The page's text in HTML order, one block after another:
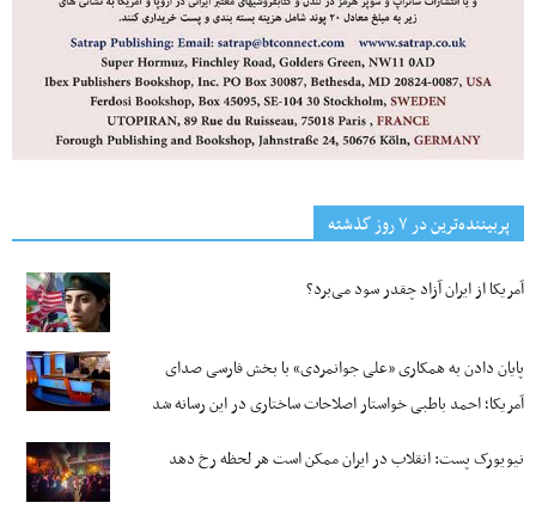
پربیننده‌ترین‌ در ۷ روز گذشته
آمریکا از ایران آزاد چقدر سود می‌برد؟
پایان دادن به همکاری «علی جوانمردی» با بخش فارسی صدای
آمریکا؛ احمد باطبی خواستار اصلاحات ساختاری در این رسانه شد
نیویورک پست: انقلاب در ایران ممکن است هر لحظه رخ دهد